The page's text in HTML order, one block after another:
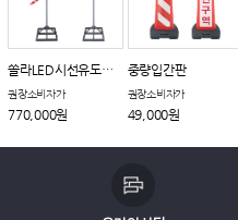
쏠라LED시선유도장치
권장소비자가
770,000원
중량입간판
권장소비자가
49,000원